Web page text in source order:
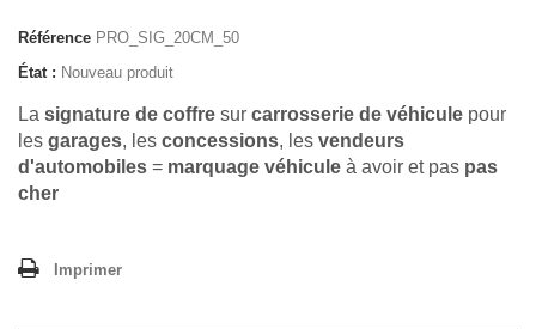
Référence PRO_SIG_20CM_50
État : Nouveau produit
La signature de coffre sur carrosserie de véhicule pour
les garages, les concessions, les vendeurs
d'automobiles = marquage véhicule à avoir et pas pas
cher
Imprimer